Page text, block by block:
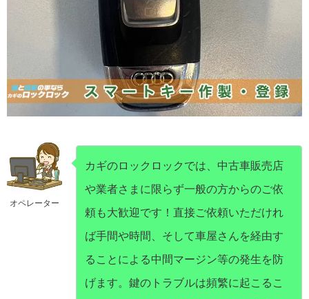
オペレーター
カギのロックロックでは、中古車販売店
や業者さまに限らず一般の方からのご依
頼も大歓迎です！直接ご依頼いただけれ
ば手間や時間、そして車屋さんを経由す
ることによる中間マージン等の発生を防
げます。鍵のトラブルは頻繁に起こるこ